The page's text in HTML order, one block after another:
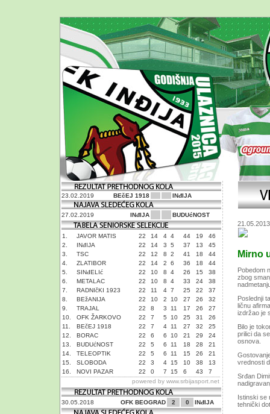
23.02.2019 BEčEJ 1918 INđIJA
27.02.2019 INđIJA BUDUćNOST
1. JAVOR MATIS 22 14 4 4 44 19
46
2.
INđIJA 22 14 3 5 37 13
45
3.
TSC 22 12 8 2 41 18
44
4.
ZLATIBOR 22 14 2 6 36 18
44
5.
SINđELIć 22 10 8 4 26 15
38
6.
METALAC 22 10 8 4 33 24
38
7.
RADNIčKI 1923 22 11 4 7 25 22
37
8.
BEžANIJA 22 10 2 10 27 26
32
9.
TRAJAL 22 8 3 11 17 26
27
10.
OFK ŽARKOVO 22 7 5 10 25 31
26
11.
BEčEJ 1918 22 7 4 11 27 32
25
12.
BORAC 22 6 6 10 21 29
24
13.
BUDUćNOST 22 5 6 11 18 28
21
14.
TELEOPTIK 22 5 6 11 15 26
21
15.
SLOBODA 22 3 4 15 10 38
13
16.
NOVI PAZAR 22 0 7 15 6 43
7
powered by www.srbijasport.net
30.05.2018 OFK BEOGRAD 2 0 INđIJA
21.05.2013
Mirno
Pobedom
zbog
Poslednji
ličnu
izdržao je
Bilo je
prilici da
osnova.
vrednosti
Srđan
Istinski se
tehnički